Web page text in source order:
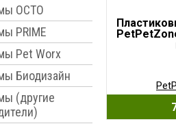
OCTO
PRIME
Pet Worx
Биодизайн
(другие